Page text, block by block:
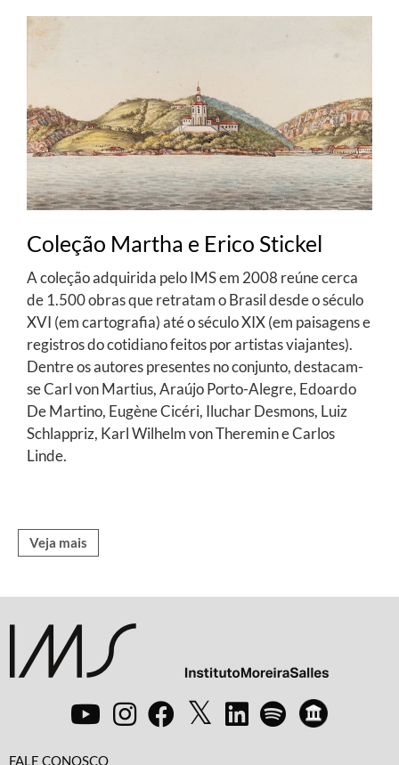
Coleção Martha e Erico Stickel
A coleção adquirida pelo IMS em 2008 reúne cerca
de 1.500 obras que retratam o Brasil desde o século
XVI (em cartografia) até o século XIX (em paisagens e
registros do cotidiano feitos por artistas viajantes).
Dentre os autores presentes no conjunto, destacam-
se Carl von Martius, Araújo Porto-Alegre, Edoardo
De Martino, Eugène Cicéri, Iluchar Desmons, Luiz
Schlappriz, Karl Wilhelm von Theremin e Carlos
Linde.
Veja mais
FALE CONOSCO